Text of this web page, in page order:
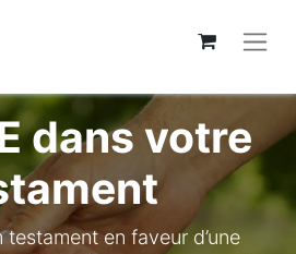
dans votre
testament en faveur d’une